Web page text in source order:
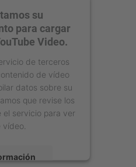
su
para cargar
Video.
de terceros
de vídeo
datos sobre su
que revise los
servicio para ver
vídeo.